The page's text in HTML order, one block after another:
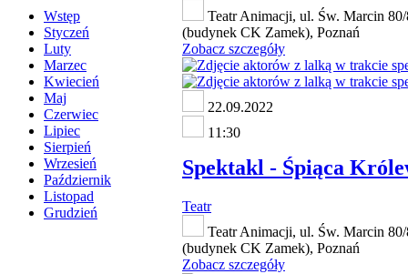
Wstęp
Styczeń
Luty
Marzec
Kwiecień
Maj
Czerwiec
Lipiec
Sierpień
Wrzesień
Październik
Listopad
Grudzień
Teatr Animacji, ul. Św. Marcin
(budynek CK Zamek), Poznań
Zobacz szczegóły
22.09.2022
11:30
Spektakl - Śpiąca
Teatr
Teatr Animacji, ul. Św. Marcin
(budynek CK Zamek), Poznań
Zobacz szczegóły